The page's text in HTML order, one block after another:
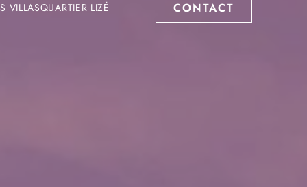
VILLASQUARTIER LIZÉ CONTACT